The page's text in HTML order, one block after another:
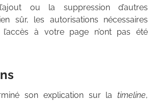
ou la suppression d’autres
sûr, les autorisations nécessaires
à votre page n’ont pas été
son explication sur la timeline,